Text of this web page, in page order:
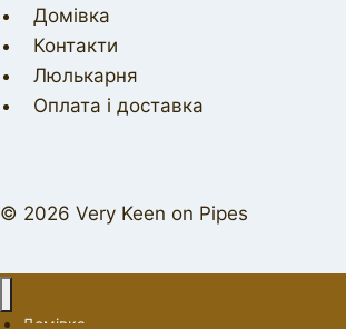
Домівка
Контакти
Люлькарня
Оплата і доставка
© 2026 Very Keen on Pipes
Домівка